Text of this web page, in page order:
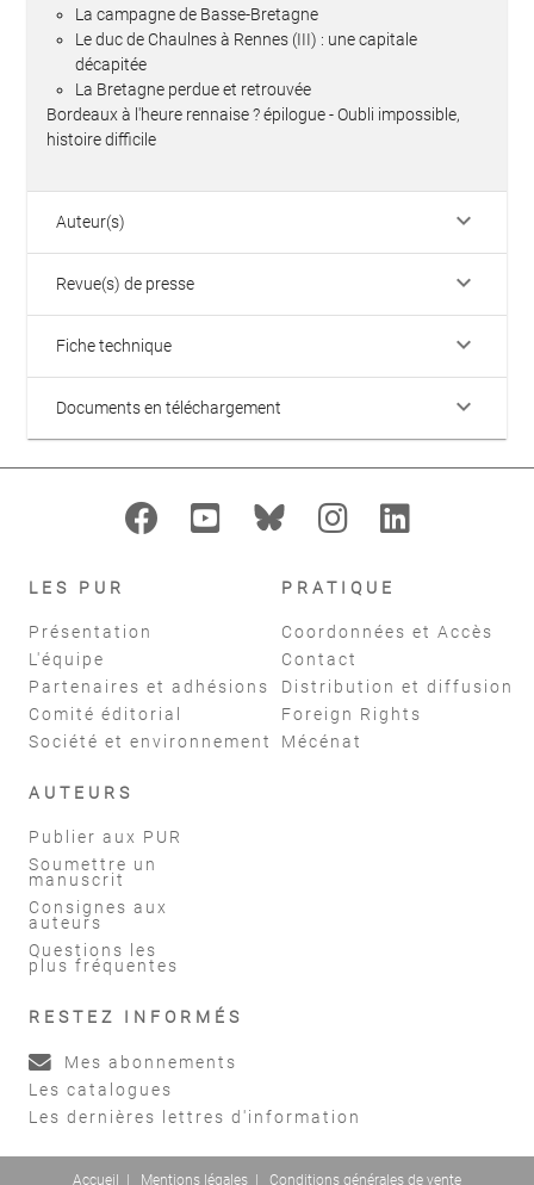
La campagne de Basse-Bretagne
Le duc de Chaulnes à Rennes (III) : une capitale
décapitée
La Bretagne perdue et retrouvée
Bordeaux à l'heure rennaise ? épilogue ­- Oubli impossible,
histoire difficile
Auteur(s) keyboard_arrow_down
Revue(s) de presse keyboard_arrow_down
Fiche technique keyboard_arrow_down
Documents en téléchargement keyboard_arrow_down
LES PUR
Présentation
L'équipe
Partenaires et adhésions
Comité éditorial
Société et environnement
PRATIQUE
Coordonnées et Accès
Contact
Distribution et diffusion
Foreign Rights
Mécénat
AUTEURS
Publier aux PUR
Soumettre un
manuscrit
Consignes aux
auteurs
Questions les
plus fréquentes
RESTEZ INFORMÉS
Mes abonnements
Les catalogues
Les dernières lettres d'information
Accueil Mentions légales Conditions générales de vente